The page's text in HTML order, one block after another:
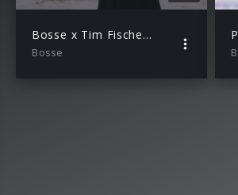
Bosse x Tim Fischer – Liebe hat nicht ewig Zeit
Bosse